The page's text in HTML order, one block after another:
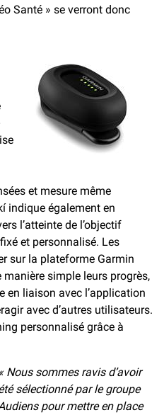
Santé » se verront donc
et mesure même
indique également en
l’atteinte de l’objectif
et personnalisé. Les
sur la plateforme Garmin
simple leurs progrès,
en liaison avec l’application
avec d’autres utilisateurs.
personnalisé grâce à
« Nous sommes ravis d’avoir
sélectionné par le groupe
pour mettre en place